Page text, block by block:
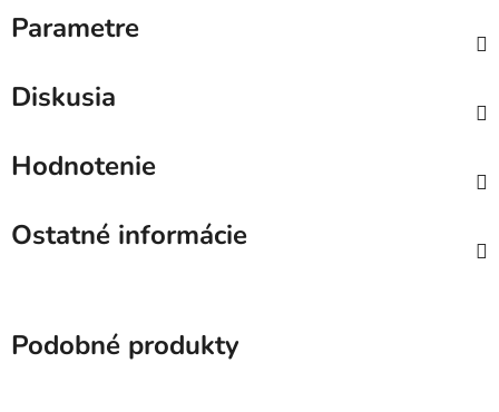
Parametre
Diskusia
Hodnotenie
Ostatné informácie
Podobné produkty